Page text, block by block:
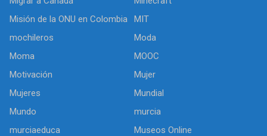
Misión de la ONU en Colombia
MIT
mochileros
Moda
Moma
MOOC
Motivación
Mujer
Mujeres
Mundial
Mundo
murcia
murciaeduca
Museos Online